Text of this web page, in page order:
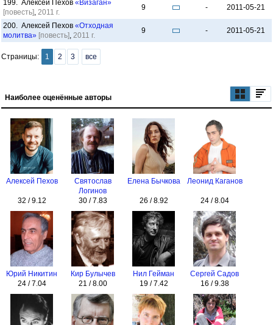
199. Алексей Пехов «Визаган»
[повесть], 2011 г.
9 - 2011-05-21
200. Алексей Пехов «Отходная
молитва» [повесть], 2011 г.
9 - 2011-05-21
Страницы: 1 2 3 все
Наиболее оценённые авторы
Алексей Пехов
32 / 9.12
Святослав
Логинов
30 / 7.83
Елена Бычкова
26 / 8.92
Леонид Каганов
24 / 8.04
Юрий Никитин
24 / 7.04
Кир Булычев
21 / 8.00
Нил Гейман
19 / 7.42
Сергей Садов
16 / 9.38